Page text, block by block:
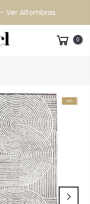
-Ver Alfombras
0
-10%